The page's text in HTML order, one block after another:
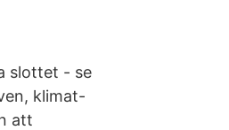
slottet - se
klimat-
att